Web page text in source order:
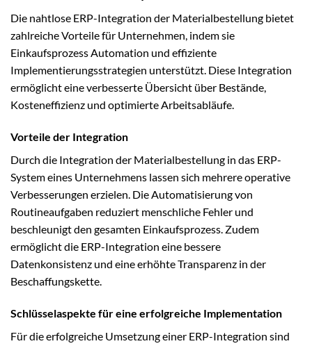
Die nahtlose ERP-Integration der Materialbestellung bietet
zahlreiche Vorteile für Unternehmen, indem sie
Einkaufsprozess Automation und effiziente
Implementierungsstrategien unterstützt. Diese Integration
ermöglicht eine verbesserte Übersicht über Bestände,
Kosteneffizienz und optimierte Arbeitsabläufe.
Vorteile der Integration
Durch die Integration der Materialbestellung in das ERP-
System eines Unternehmens lassen sich mehrere operative
Verbesserungen erzielen. Die Automatisierung von
Routineaufgaben reduziert menschliche Fehler und
beschleunigt den gesamten Einkaufsprozess. Zudem
ermöglicht die ERP-Integration eine bessere
Datenkonsistenz und eine erhöhte Transparenz in der
Beschaffungskette.
Schlüsselaspekte für eine erfolgreiche Implementation
Für die erfolgreiche Umsetzung einer ERP-Integration sind